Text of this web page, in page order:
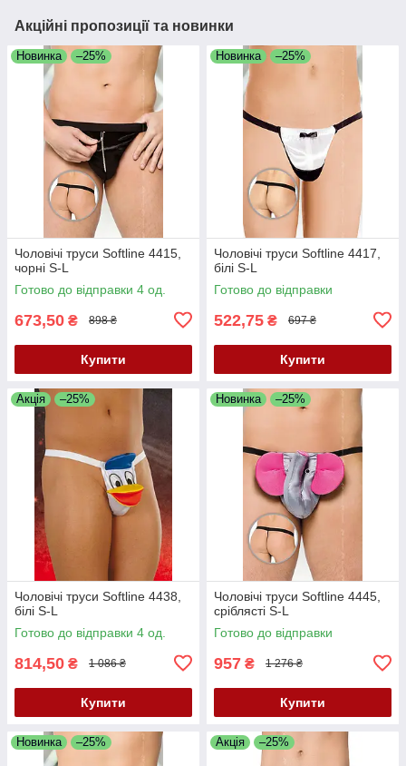
Акційні пропозиції та новинки
Новинка –25%
Чоловічі труси Softline 4415,
чорні S-L
Готово до відправки 4 од.
673,50 ₴ 898 ₴
Купити
Новинка –25%
Чоловічі труси Softline 4417,
білі S-L
Готово до відправки
522,75 ₴ 697 ₴
Купити
Акція –25%
Чоловічі труси Softline 4438,
білі S-L
Готово до відправки 4 од.
814,50 ₴ 1 086 ₴
Купити
Новинка –25%
Чоловічі труси Softline 4445,
сріблясті S-L
Готово до відправки
957 ₴ 1 276 ₴
Купити
Новинка –25% Акція –25%